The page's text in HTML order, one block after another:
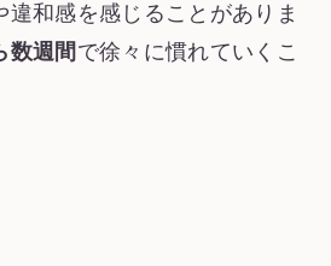
違和感を感じることがありま
数週間で徐々に慣れていくこ